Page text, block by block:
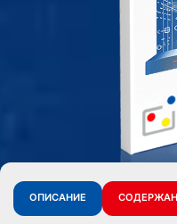
ОПИСАНИЕ